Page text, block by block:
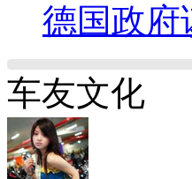
德国政府
车友文化